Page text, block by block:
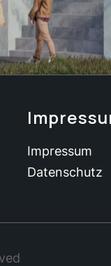
Impressum
Datenschutz